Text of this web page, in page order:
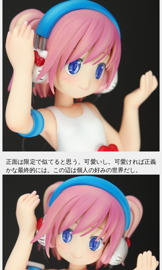
正面は限定で似てると思う。可愛いし。可愛ければ正義
かな最終的には。この辺は個人の好みの世界だし。